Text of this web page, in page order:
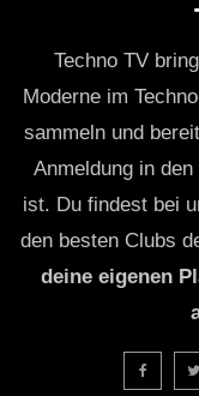
Techno TV
Moderne im
sammeln und
Anmeldung in
ist. Du findest bei
den besten Clubs
deine eigenen